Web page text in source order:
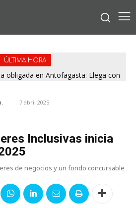
ÚLTIMA HORA
obligada en Antofagasta: Llega con
7 abril 2025
Inclusivas inicia
de negocios y un fondo concursable